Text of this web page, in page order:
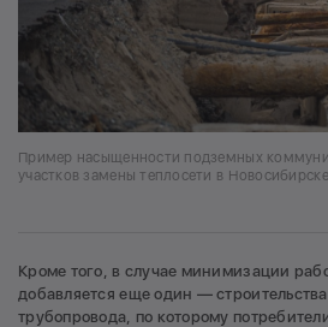
Пример насыщенности подземных
участков замены теплосети в Новосибирске
Кроме того, в случае минимизации
добавляется еще один —
трубопровода, по которому